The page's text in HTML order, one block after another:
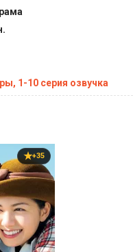
1-10 серия озвучка
+35